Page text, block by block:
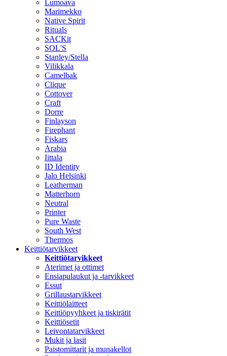
Lumoava
Marimekko
Native Spirit
Rituals
SACKit
SOL'S
Stanley/Stella
Vilikkala
Camelbak
Clique
Cottover
Craft
Dorre
Finlayson
Firephant
Fiskars
Arabia
Iittala
ID Identity
Jalo Helsinki
Leatherman
Matterhorn
Neutral
Printer
Pure Waste
South West
Thermos
Keittiötarvikkeet
Keittiötarvikkeet
Aterimet ja ottimet
Ensiapulaukut ja -tarvikkeet
Essut
Grillaustarvikkeet
Keittiölaitteet
Keittiöpyyhkeet ja tiskirätit
Keittiösetit
Leivontatarvikkeet
Mukit ja lasit
Paistomittarit ja munakellot